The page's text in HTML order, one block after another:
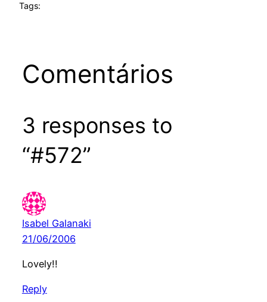
Tags:
Comentários
3 responses to
“#572”
Isabel Galanaki
21/06/2006
Lovely!!
Reply